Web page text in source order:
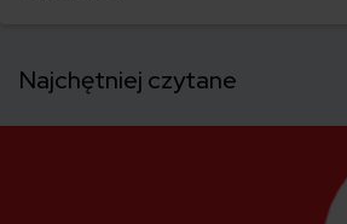
Najchętniej czytane